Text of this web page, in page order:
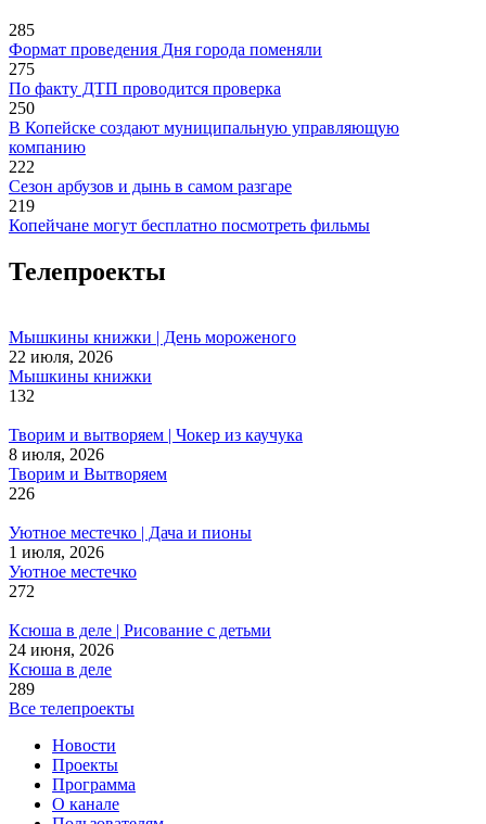
285
Формат проведения Дня города поменяли
275
По факту ДТП проводится проверка
250
В Копейске создают муниципальную управляющую
компанию
222
Сезон арбузов и дынь в самом разгаре
219
Копейчане могут бесплатно посмотреть фильмы
Телепроекты
Мышкины книжки | День мороженого
22 июля, 2026
Мышкины книжки
132
Творим и вытворяем | Чокер из каучука
8 июля, 2026
Творим и Вытворяем
226
Уютное местечко | Дача и пионы
1 июля, 2026
Уютное местечко
272
Ксюша в деле | Рисование с детьми
24 июня, 2026
Ксюша в деле
289
Все телепроекты
Новости
Проекты
Программа
О канале